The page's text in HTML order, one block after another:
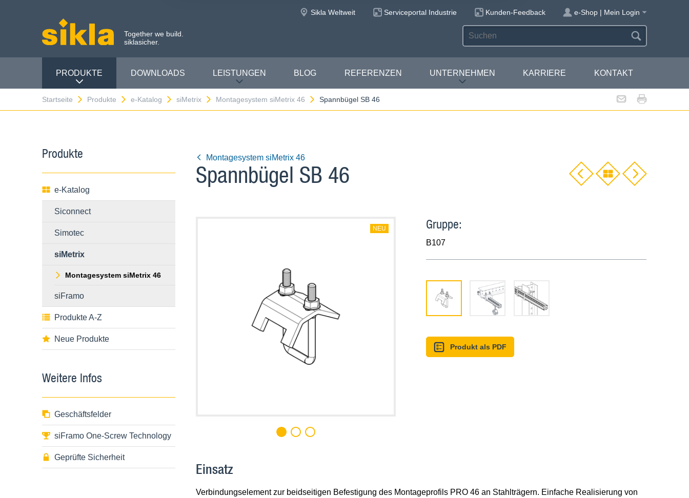
Together we build.
siklasicher.
Sikla Weltweit Serviceportal Industrie Kunden-Feedback e-Shop | Mein Login
PRODUKTE DOWNLOADS LEISTUNGEN BLOG REFERENZEN UNTERNEHMEN KARRIERE KONTAKT
Startseite Produkte e-Katalog siMetrix Montagesystem siMetrix 46 Spannbügel SB 46
Produkte
e-Katalog
Siconnect
Simotec
siMetrix
Montagesystem siMetrix 46
siFramo
Produkte A-Z
Neue Produkte
Weitere Infos
Geschäftsfelder
siFramo One-Screw Technology
Geprüfte Sicherheit
Montagesystem siMetrix 46
Spannbügel SB 46
NEU Gruppe:
B107
Produkt als PDF
Einsatz
Verbindungselement zur beidseitigen Befestigung des Montageprofils PRO 46 an Stahlträgern. Einfache Realisierung von